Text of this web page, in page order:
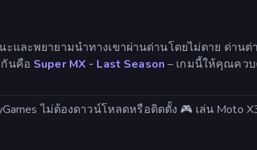
และพยายามนำทางเขาผ่านด่านโดยไม่ตาย ด่านต่
นคือ Super MX - Last Season – เกมนี้ให้คุณคว
ไม่ต้องดาวน์โหลดหรือติดตั้ง 🎮 เล่น Moto